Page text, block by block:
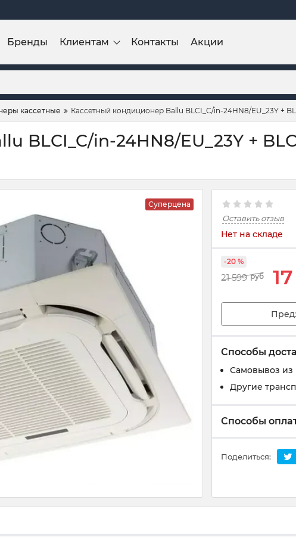
Бренды Клиентам Контакты Акции
кассетные Кассетный кондиционер Ballu BLCI_C/in-24HN8/EU_23Y +
BLCI_C/in-24HN8/EU_23Y +
Суперцена
Оставить отзыв
Нет на складе
21 599 руб
-20 %
Способы
Самовывоз из
Другие
Способы
Поделиться: